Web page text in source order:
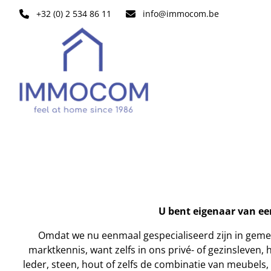
Ga naar hoofdinhoud
+32 (0) 2 534 86 11 info@immocom.be
U bent eigenaar van
Omdat we nu eenmaal gespecialiseerd zijn in
marktkennis, want zelfs in ons privé- of
leder, steen, hout of zelfs de combinatie van